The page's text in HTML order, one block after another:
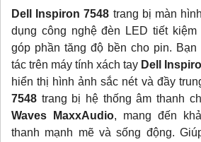
Dell Inspiron 7548 trang bị màn
dụng công nghệ đèn LED tiết
góp phần tăng độ bền cho pin.
tác trên máy tính xách tay Dell
hiển thị hình ảnh sắc nét và đầy
7548 trang bị hệ thống âm thanh
Waves MaxxAudio, mang đến
thanh mạnh mẽ và sống động.